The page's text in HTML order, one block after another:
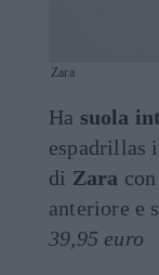
Zara
Ha suola
espadrillas
di Zara
anteriore e
39,95 euro